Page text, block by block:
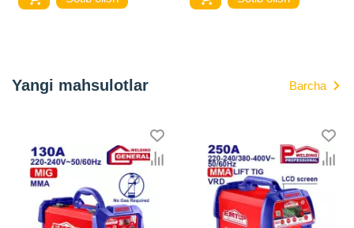
Yangi mahsulotlar Barcha